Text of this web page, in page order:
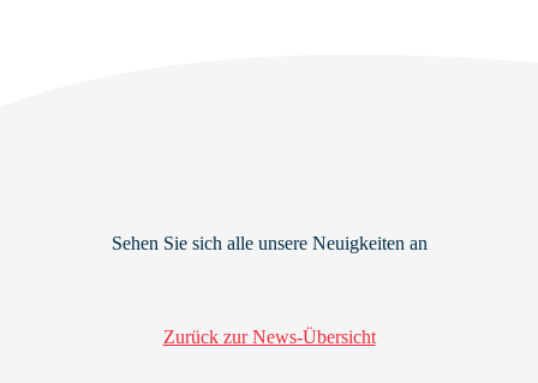
Sehen Sie sich alle unsere Neuigkeiten an
Zurück zur News-Übersicht